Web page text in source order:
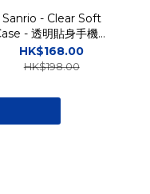
Sanrio - Clear Soft
- 透明貼身手機保
護軟殼 TY
HK$168.00
HK$198.00